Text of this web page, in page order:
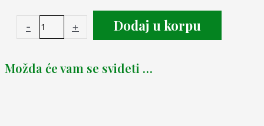
- + Dodaj u korpu
Možda će vam se svideti …